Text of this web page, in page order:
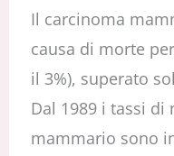
Il carcinoma
causa di morte
il 3%), superato
Dal 1989 i tassi
mammario sono